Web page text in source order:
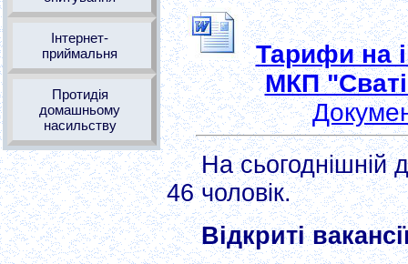
Інтернет-
приймальня
Протидія
домашньому
насильству
Тарифи на
МКП
На сьогоднішній
46 чоловік.
Відкриті